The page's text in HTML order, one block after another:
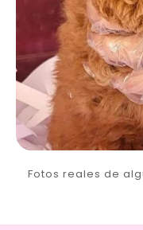
Fotos reales de